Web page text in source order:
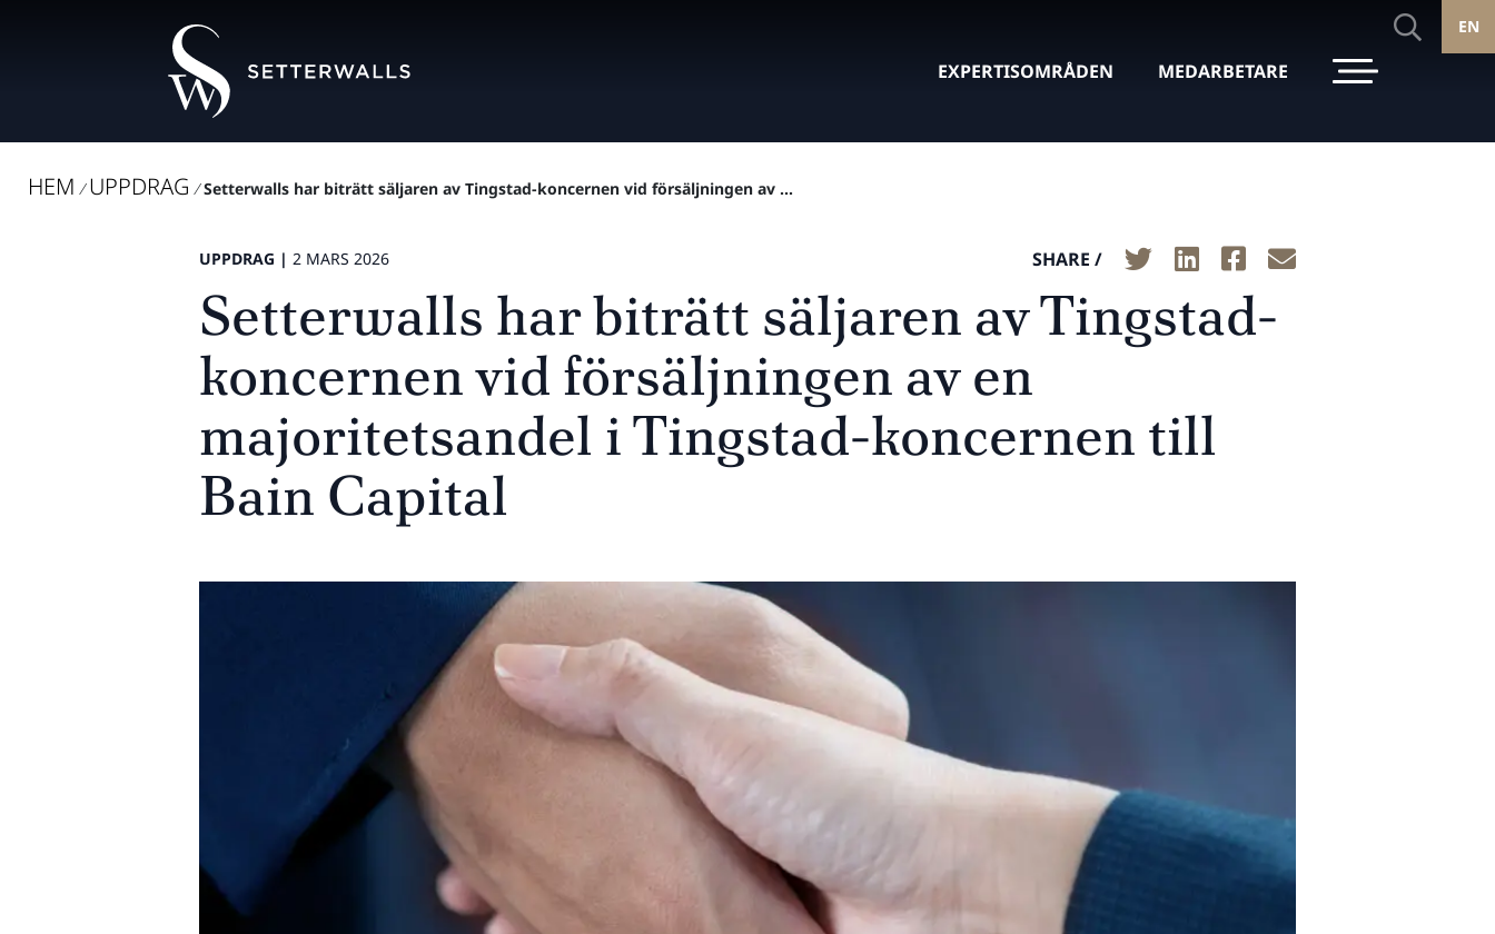
EXPERTISOMRÅDEN MEDARBETARE
EN
HEM / UPPDRAG / Setterwalls har biträtt säljaren av Tingstad-koncernen vid försäljningen av ...
UPPDRAG | 2 MARS 2026 SHARE /
Setterwalls har biträtt säljaren av Tingstad-
koncernen vid försäljningen av en
majoritetsandel i Tingstad-koncernen till
Bain Capital